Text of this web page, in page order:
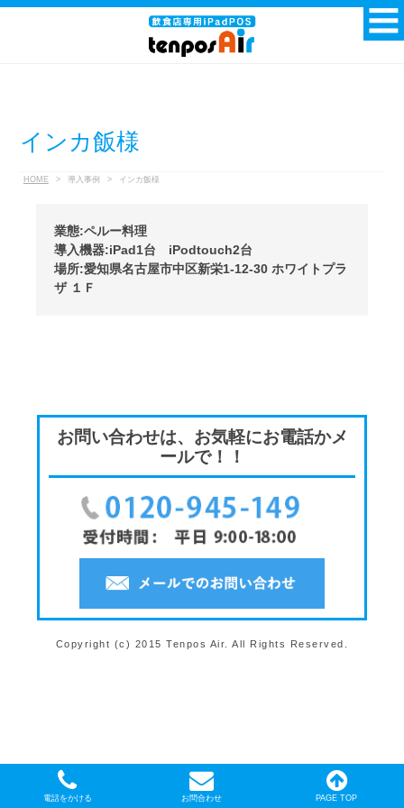
インカ飯様
HOME > 導入事例 > インカ飯様
業態:ペルー料理
導入機器:iPad1台 iPodtouch2台
場所:愛知県名古屋市中区新栄1-12-30 ホワイトプラ
ザ １Ｆ
お問い合わせは、お気軽にお電話かメ
ールで！！
Copyright (c) 2015 Tenpos Air. All Rights Reserved.
電話をかける お問合わせ PAGE TOP